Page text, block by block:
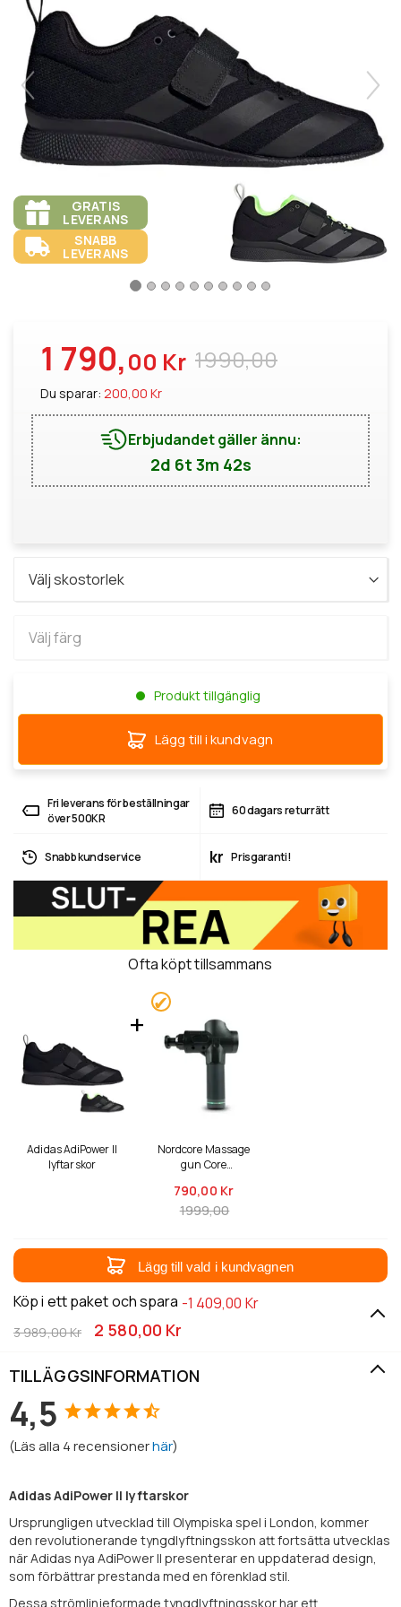
GRATIS
LEVERANS
SNABB
LEVERANS
1990,00
1 790,00 Kr
Du sparar: 200,00 Kr
Erbjudandet gäller ännu:
2d 6t 3m 42s
Produkt tillgänglig
Lägg till i kundvagn
Fri leverans för beställningar
över 500KR
60 dagars returrätt
Snabb kundservice kr Prisgaranti!
Ofta köpt tillsammans
Adidas AdiPower II
lyftarskor
Nordcore Massage
gun Core
790,00 Kr
1999,00
Lägg till vald i kundvagnen
Köp i ett paket och spara -1 409,00 Kr
2 580,00 Kr
3 989,00 Kr
TILLÄGGSINFORMATION
4,5
(Läs alla 4recensionerhär)
Adidas AdiPower II lyftarskor
Ursprungligen utvecklad till Olympiska spel i London, kommer
den revolutionerande tyngdlyftningsskon att fortsätta utvecklas
när Adidas nya AdiPower II presenterar en uppdaterad design,
som förbättrar prestanda med en förenklad stil.
Dessa strömlinjeformade tyngdlyftningsskor har ett